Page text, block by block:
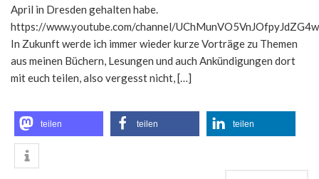
April in Dresden gehalten habe.
https://www.youtube.com/channel/
In Zukunft werde ich immer wieder kurze Vorträge zu Themen
aus meinen Büchern, Lesungen und auch Ankündigungen dort
mit euch teilen, also vergesst nicht, […]
teilen teilen teilen